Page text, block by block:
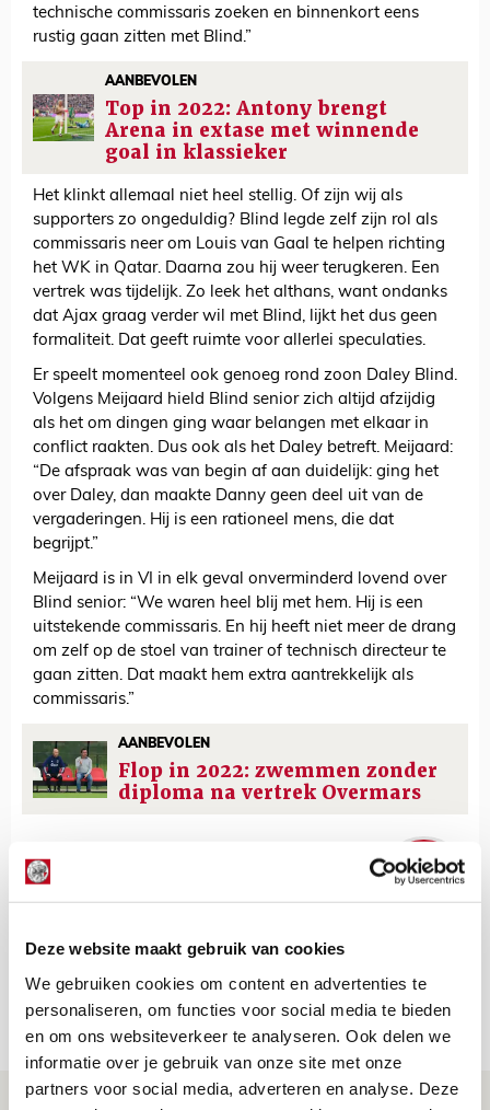
Deze website maakt gebruik van cookies
We gebruiken cookies om content en advertenties te
personaliseren, om functies voor social media te bieden
en om ons websiteverkeer te analyseren. Ook delen we
informatie over je gebruik van onze site met onze
partners voor social media, adverteren en analyse. Deze
technische commissaris zoeken en binnenkort eens
rustig gaan zitten met Blind.”
AANBEVOLEN
Top in 2022: Antony brengt
Arena in extase met winnende
goal in klassieker
Het klinkt allemaal niet heel stellig. Of zijn wij als
supporters zo ongeduldig? Blind legde zelf zijn rol als
commissaris neer om Louis van Gaal te helpen richting
het WK in Qatar. Daarna zou hij weer terugkeren. Een
vertrek was tijdelijk. Zo leek het althans, want ondanks
dat Ajax graag verder wil met Blind, lijkt het dus geen
formaliteit. Dat geeft ruimte voor allerlei speculaties.
Er speelt momenteel ook genoeg rond zoon Daley Blind.
Volgens Meijaard hield Blind senior zich altijd afzijdig
als het om dingen ging waar belangen met elkaar in
conflict raakten. Dus ook als het Daley betreft. Meijaard:
“De afspraak was van begin af aan duidelijk: ging het
over Daley, dan maakte Danny geen deel uit van de
vergaderingen. Hij is een rationeel mens, die dat
begrijpt.”
Meijaard is in VI in elk geval onverminderd lovend over
Blind senior: “We waren heel blij met hem. Hij is een
uitstekende commissaris. En hij heeft niet meer de drang
om zelf op de stoel van trainer of technisch directeur te
gaan zitten. Dat maakt hem extra aantrekkelijk als
commissaris.”
AANBEVOLEN
Flop in 2022: zwemmen zonder
diploma na vertrek Overmars
Net binnen //